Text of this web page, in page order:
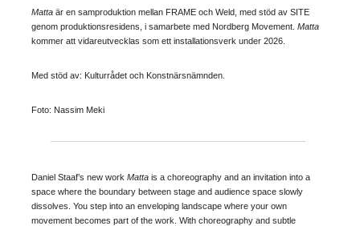
Matta är en samproduktion mellan FRAME och Weld, med stöd av SITE
genom produktionsresidens, i samarbete med Nordberg Movement. Matta
kommer att vidareutvecklas som ett installationsverk under 2026.
Med stöd av: Kulturrådet och Konstnärsnämnden.
Foto: Nassim Meki
Daniel Staaf’s new work Matta is a choreography and an invitation into a
space where the boundary between stage and audience space slowly
dissolves. You step into an enveloping landscape where your own
movement becomes part of the work. With choreography and subtle